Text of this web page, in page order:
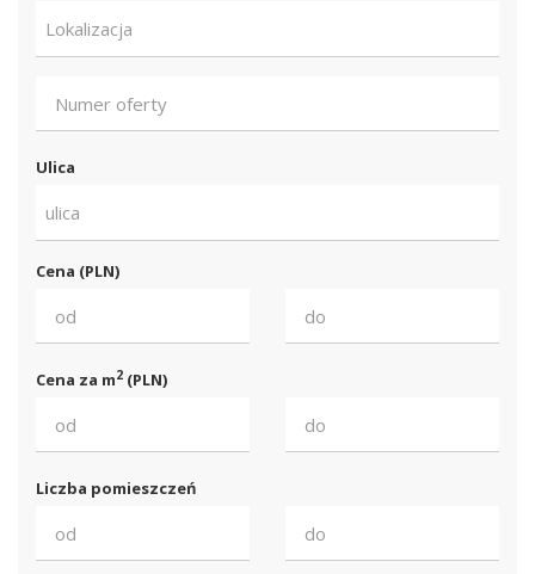
Lokalizacja
Ulica
ulica
Cena (PLN)
Cena za m2 (PLN)
Liczba pomieszczeń